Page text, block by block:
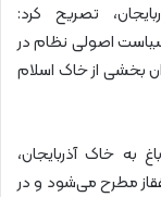
تصریح کرد:
اصولی نظام در
بخشی از خاک اسلام
به خاک آذربایجان،
مطرح می‌شود و در